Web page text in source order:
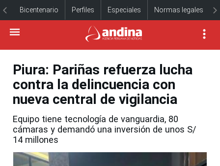
Bicentenario Perfiles Especiales Normas legales
Piura: Pariñas refuerza lucha
contra la delincuencia con
nueva central de vigilancia
Equipo tiene tecnología de vanguardia, 80
cámaras y demandó una inversión de unos S/
14 millones